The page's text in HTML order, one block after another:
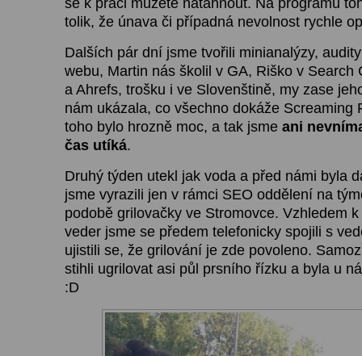
tolik, že únava či případná nevolnost rychle
Dalších pár dní jsme tvořili minianalýzy,
webu, Martin nás školil v GA, Riško v Search
a Ahrefs, trošku i ve Slovenštině, my zase
nám ukázala, co všechno dokáže
toho bylo hrozně moc, a tak jsme ani
čas utíká.
Druhý týden utekl jak voda a před námi byla
jsme vyrazili jen v rámci SEO oddělení na
podobě grilovačky ve Stromovce. Vzhledem
veder jsme se předem telefonicky spojili s
ujistili se, že grilování je zde povoleno.
stihli ugrilovat asi půl prsního řízku a byla u
:D